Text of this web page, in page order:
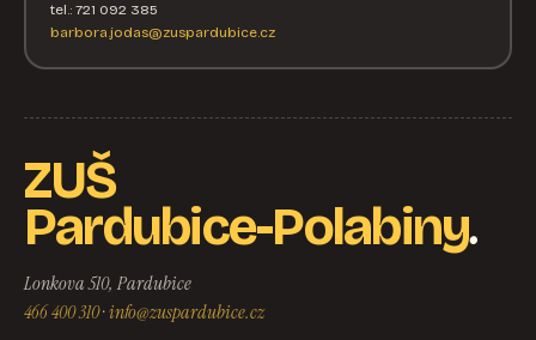
tel.: 721 092 385
barbora.jodas@zuspardubice.cz
ZUŠ
Pardubice-Polabiny.
Lonkova 510, Pardubice
466 400 310·info@zuspardubice.cz